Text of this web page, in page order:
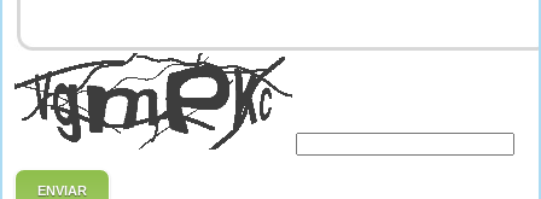
ENVIAR